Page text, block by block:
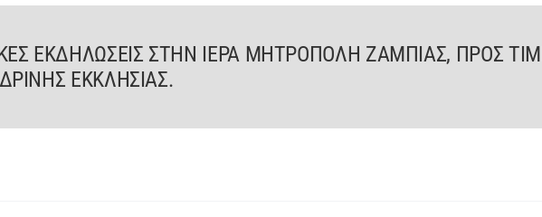
ΕΚΔΗΛΩΣΕΙΣ ΣΤΗΝ ΙΕΡΑ ΜΗΤΡΟΠΟΛΗ ΖΑΜΠΙΑΣ, ΠΡΟΣ
ΕΚΚΛΗΣΙΑΣ.